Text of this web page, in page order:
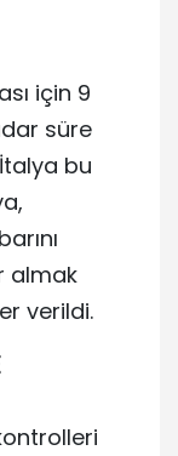
için 9
süre
bu
almak
verildi.